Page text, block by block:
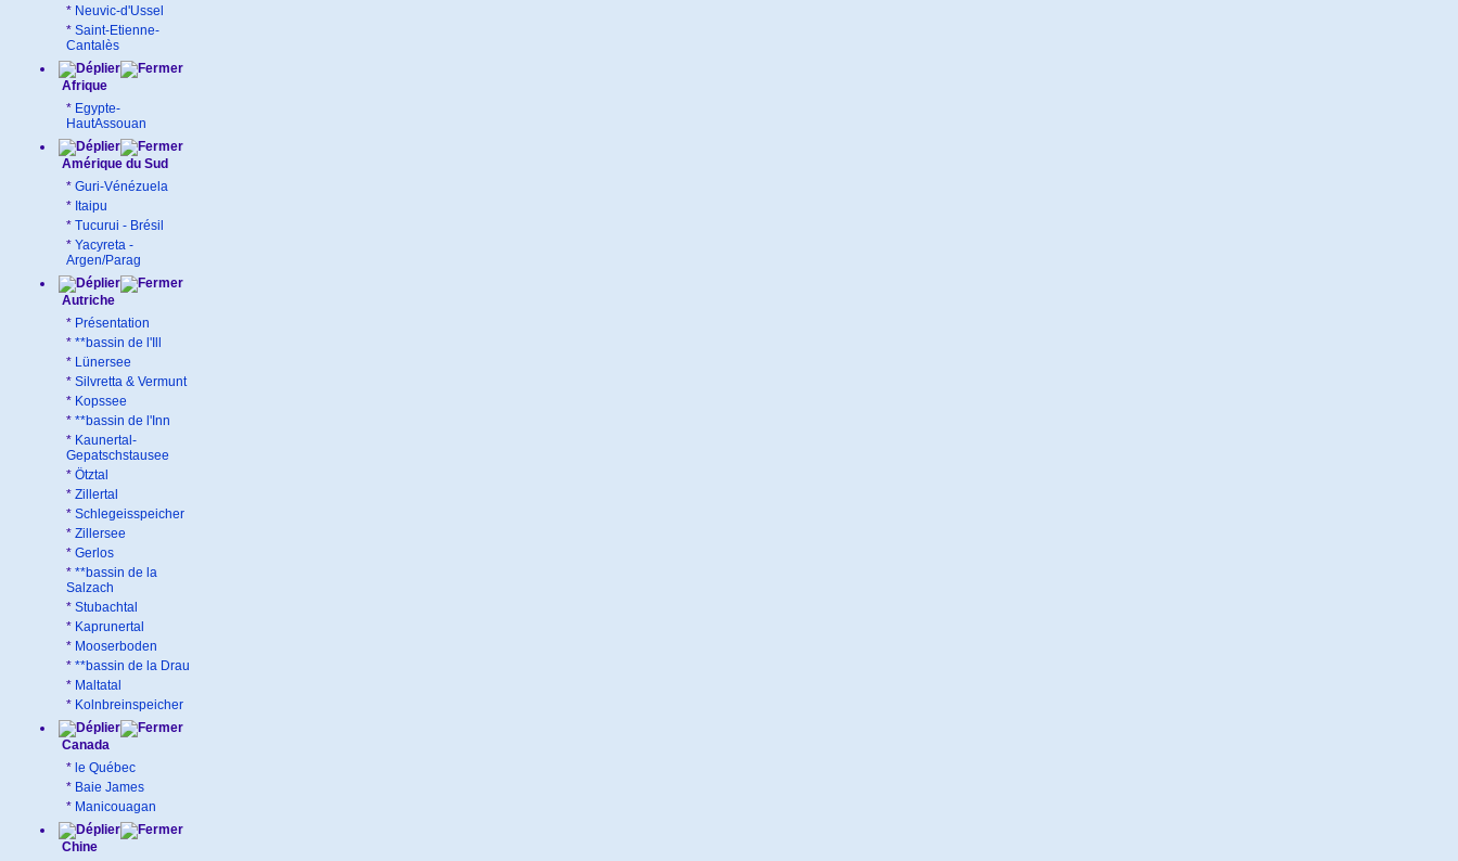
* Neuvic-d'Ussel
* Saint-Etienne-
Cantalès
Afrique
* Egypte-
HautAssouan
Amérique du Sud
* Guri-Vénézuela
* Itaipu
* Tucurui - Brésil
* Yacyreta -
Argen/Parag
Autriche
* Présentation
* **bassin de l'Ill
* Lünersee
* Silvretta & Vermunt
* Kopssee
* **bassin de l'Inn
* Kaunertal-
Gepatschstausee
* Ötztal
* Zillertal
* Schlegeisspeicher
* Zillersee
* Gerlos
* **bassin de la
Salzach
* Stubachtal
* Kaprunertal
* Mooserboden
* **bassin de la Drau
* Maltatal
* Kolnbreinspeicher
Canada
* le Québec
* Baie James
* Manicouagan
Chine